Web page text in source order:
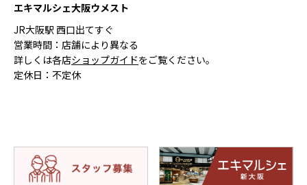
エキマルシェ大阪ウメスト
JR大阪駅 西口出てすぐ
営業時間：店舗により異なる
詳しくは各店ショップガイドをご覧ください。
定休日：不定休